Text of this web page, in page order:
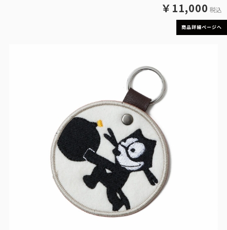
￥11,000 税込
商品詳細ページへ